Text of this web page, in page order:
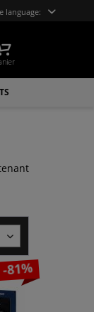
language:
-81%